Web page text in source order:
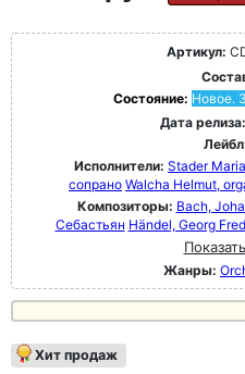
Артикул:
Состояние: Новое.
Дата релиза:
Исполнители: Stader
сопрано Walcha Helmut,
Композиторы: Bach,
Себастьян Händel, Georg
Жанры:
Хит продаж